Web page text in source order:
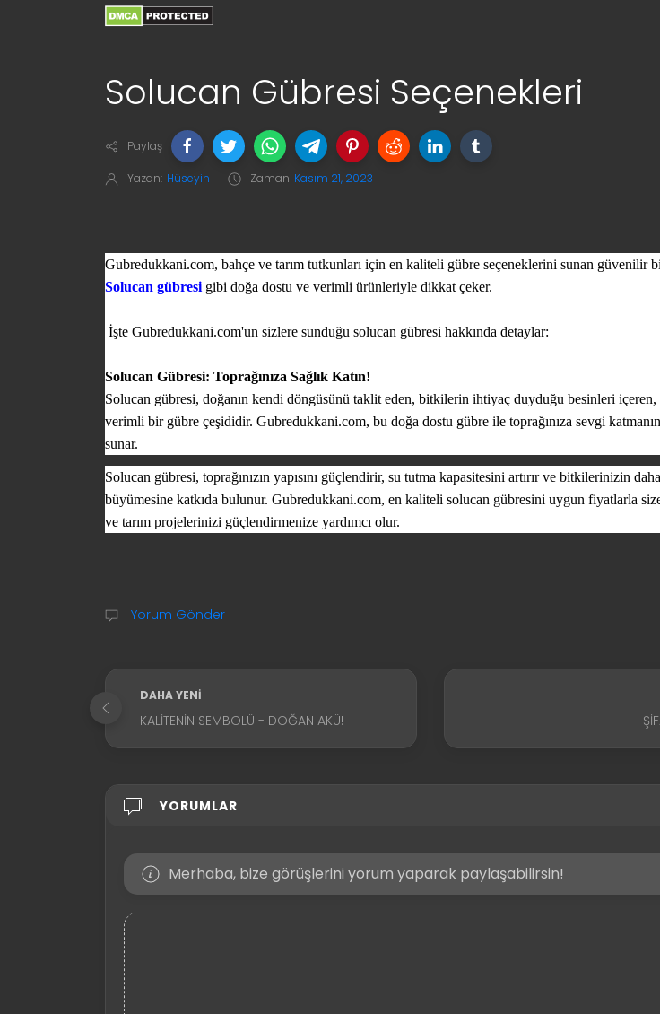
Solucan Gübresi Seçenekleri
Paylaş
Yazan: Hüseyin Zaman Kasım 21, 2023
Gubredukkani.com, bahçe ve tarım tutkunları için en kaliteli gübre seçeneklerini sunan güvenilir
Solucan gübresi gibi doğa dostu ve verimli ürünleriyle dikkat çeker.
İşte Gubredukkani.com'un sizlere sunduğu solucan gübresi hakkında detaylar:
Solucan Gübresi: Toprağınıza Sağlık Katın!
Solucan gübresi, doğanın kendi döngüsünü taklit eden, bitkilerin ihtiyaç duyduğu besinleri
verimli bir gübre çeşididir. Gubredukkani.com, bu doğa dostu gübre ile toprağınıza sevgi
sunar.
Solucan gübresi, toprağınızın yapısını güçlendirir, su tutma kapasitesini artırır ve bitkilerinizin daha
büyümesine katkıda bulunur. Gubredukkani.com, en kaliteli solucan gübresini uygun fiyatlarla
ve tarım projelerinizi güçlendirmenize yardımcı olur.
Yorum Gönder
DAHA YENI
KALITENIN SEMBOLÜ - DOĞAN AKÜ!
YORUMLAR
Merhaba, bize görüşlerini yorum yaparak paylaşabilirsin!